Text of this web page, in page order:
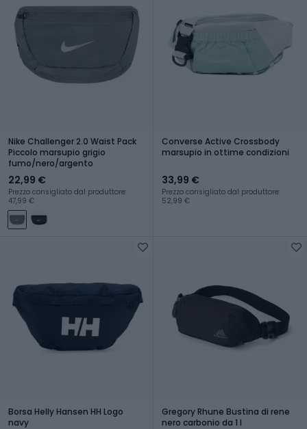
Nike Challenger 2.0 Waist Pack
Piccolo marsupio grigio
fumo/nero/argento
22,99 €
Prezzo consigliato dal produttore:
47,99 €
Converse Active Crossbody
marsupio in ottime condizioni
33,99 €
Prezzo consigliato dal produttore:
52,99 €
Borsa Helly Hansen HH Logo
navy
Gregory Rhune Bustina di rene
nero carbonio da 1 l